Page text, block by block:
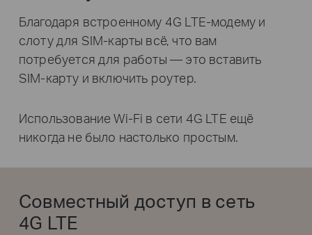
Благодаря встроенному 4G LTE‑модему и
слоту для SIM‑карты всё, что вам
потребуется для работы — это вставить
SIM‑карту и включить роутер.
Использование Wi‑Fi в сети 4G LTE ещё
никогда не было настолько простым.
Совместный доступ в сеть
4G LTE